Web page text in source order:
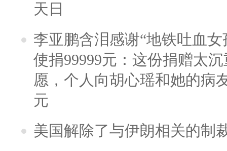
天日
李亚鹏含泪感谢“地铁吐血
使捐99999元：这份捐赠太
愿，个人向胡心瑶和她的病
元
美国解除了与伊朗相关的制